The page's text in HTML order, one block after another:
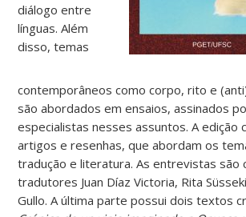
diálogo entre
línguas. Além
disso, temas
contemporâneos como corpo, rito e
são abordados em ensaios, assinados
especialistas nesses assuntos. A edição
artigos e resenhas, que abordam os
tradução e literatura. As entrevistas são
tradutores Juan Díaz Victoria, Rita
Gullo. A última parte possui dois textos